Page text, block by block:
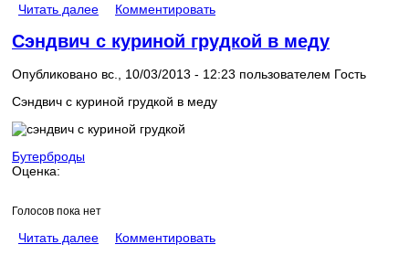
Читать далее Комментировать
Сэндвич с куриной грудкой в меду
Опубликовано вс., 10/03/2013 - 12:23 пользователем Гость
Сэндвич с куриной грудкой в меду
Бутерброды
Оценка:
Голосов пока нет
Читать далее Комментировать